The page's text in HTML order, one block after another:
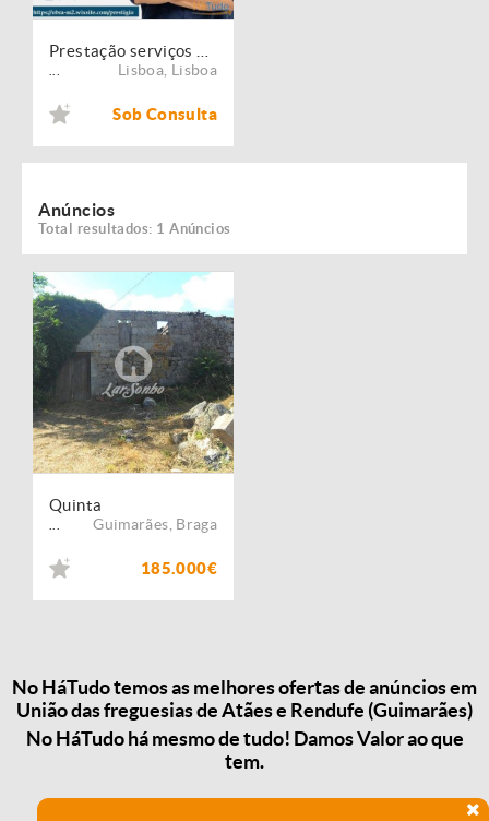
Lisboa Lisboa
Sob Consulta
Anúncios
Total resultados: 1 Anúncios
Quinta
Guimarães Braga
185.000€
No HáTudo temos as melhores ofertas de anúncios em
União das freguesias de Atães e Rendufe (Guimarães)
No HáTudo há mesmo de tudo! Damos Valor ao que
tem.